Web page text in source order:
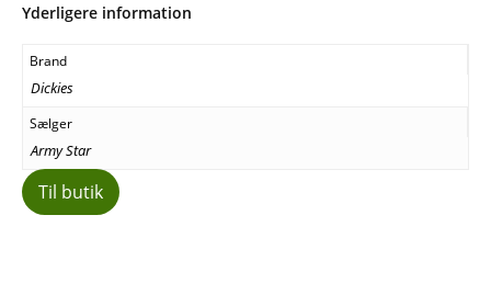
Yderligere information
Brand
Dickies
Sælger
Army Star
Til butik